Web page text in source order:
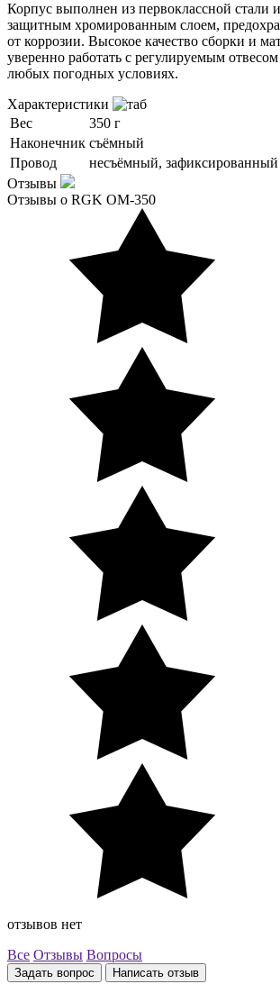
Корпус выполнен из первоклассной стали
защитным хромированным слоем,
от коррозии. Высокое качество сборки и
уверенно работать с регулируемым
любых погодных условиях.
Характеристики
Вес
350 г
Наконечник съёмный
Провод
несъёмный, зафиксированный
Отзывы
Отзывы о RGK OM-350
отзывов нет
Все Отзывы Вопросы
Задать вопрос Написать отзыв